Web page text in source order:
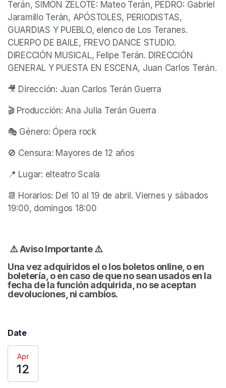
Terán, SIMÓN ZELOTE: Mateo Terán, PEDRO: Gabriel
Jaramillo Terán, APÓSTOLES, PERIODISTAS,
GUARDIAS Y PUEBLO, elenco de Los Teranes.
CUERPO DE BAILE, FREVO DANCE STUDIO.
DIRECCIÓN MUSICAL, Felipe Terán. DIRECCIÓN
GENERAL Y PUESTA EN ESCENA, Juan Carlos Terán.
🎥 Dirección: Juan Carlos Terán Guerra
🎬 Producción: Ana Julia Terán Guerra
🎭 Género: Ópera rock
🚫 Censura: Mayores de 12 años
📍 Lugar: elteatro Scala
📆 Horarios: Del 10 al 19 de abril. Viernes y sábados
19:00, domingos 18:00
⚠️ Aviso Importante ⚠️
Una vez adquiridos el o los boletos online, o en
boletería, o en caso de que no sean usados en la
fecha de la función adquirida, no se aceptan
devoluciones, ni cambios.
Date
Apr
12